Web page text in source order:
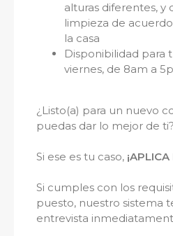
alturas diferentes, y
limpieza de
la casa
Disponibilidad para
viernes, de 8am a
¿Listo(a) para un nuevo
puedas dar lo mejor de ti?
Si ese es tu caso,
Si cumples con los
puesto, nuestro sistema
entrevista